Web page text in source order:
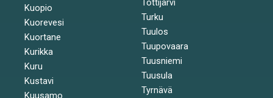
Kuopio
Kuorevesi
Kuortane
Kurikka
Kuru
Kustavi
Kuusamo
Tottijärvi
Turku
Tuulos
Tuupovaara
Tuusniemi
Tuusula
Tyrnävä